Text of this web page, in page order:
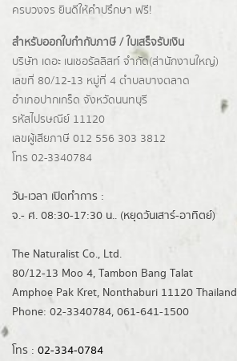
ครบวงจร ยินดีให้คำปรึกษา ฟรี!
สำหรับออกใบกำกับภาษี / ใบเสร็จรับเงิน
บริษัท เดอะ เนเชอรัลลิสท์ จำกัด(ส่านักงานใหญ่)
เลขที่ 80/12-13 หมู่ที่ 4 ตำบลบางตลาด
อำเภอปากเกร็ด จังหวัดนนทบุรี
รหัสไปรษณีย์ 11120
เลขผู้เสียภาษี 012 556 303 3812
โทร 02-3340784
วัน-เวลา เปิดทำการ :
จ.- ศ. 08:30-17:30 น.. (หยุดวันเสาร์-อาทิตย์)
The Naturalist Co., Ltd.
80/12-13 Moo 4, Tambon Bang Talat
Amphoe Pak Kret, Nonthaburi 11120 Thailand
Phone: 02-3340784, 061-641-1500
โทร : 02-334-0784